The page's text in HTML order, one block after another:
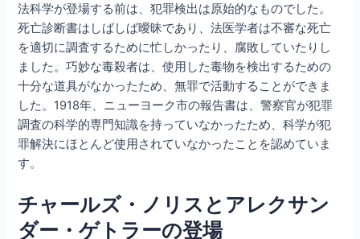
法科学が登場する前は、犯罪検出は原始的なものでした。
死亡診断書はしばしば曖昧であり、法医学者は不審な死亡
を適切に調査するために忙しかったり、腐敗していたりし
ました。巧妙な毒殺者は、使用した毒物を検出するための
十分な道具がなかったため、無罪で活動することができま
した。1918年、ニューヨーク市の報告書は、警察官が犯罪
調査の科学的専門知識を持っていなかったため、科学が犯
罪解決にほとんど使用されていなかったことを認めていま
す。
チャールズ・ノリスとアレクサン
ダー・ゲトラーの登場